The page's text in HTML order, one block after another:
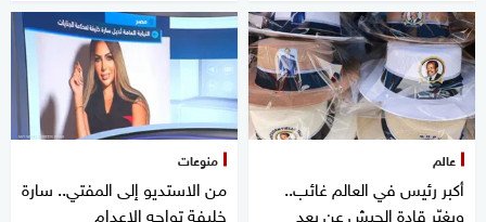
عالم
أكبر رئيس في العالم غائب..
ويغيّر قادة الجيش عن بعد
منوعات
من الاستديو إلى المفتي.. سارة
خليفة تواجه الإعدام